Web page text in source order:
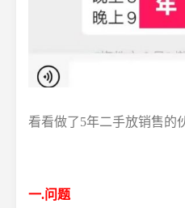
看看做了5年二手放销售的
一.问题